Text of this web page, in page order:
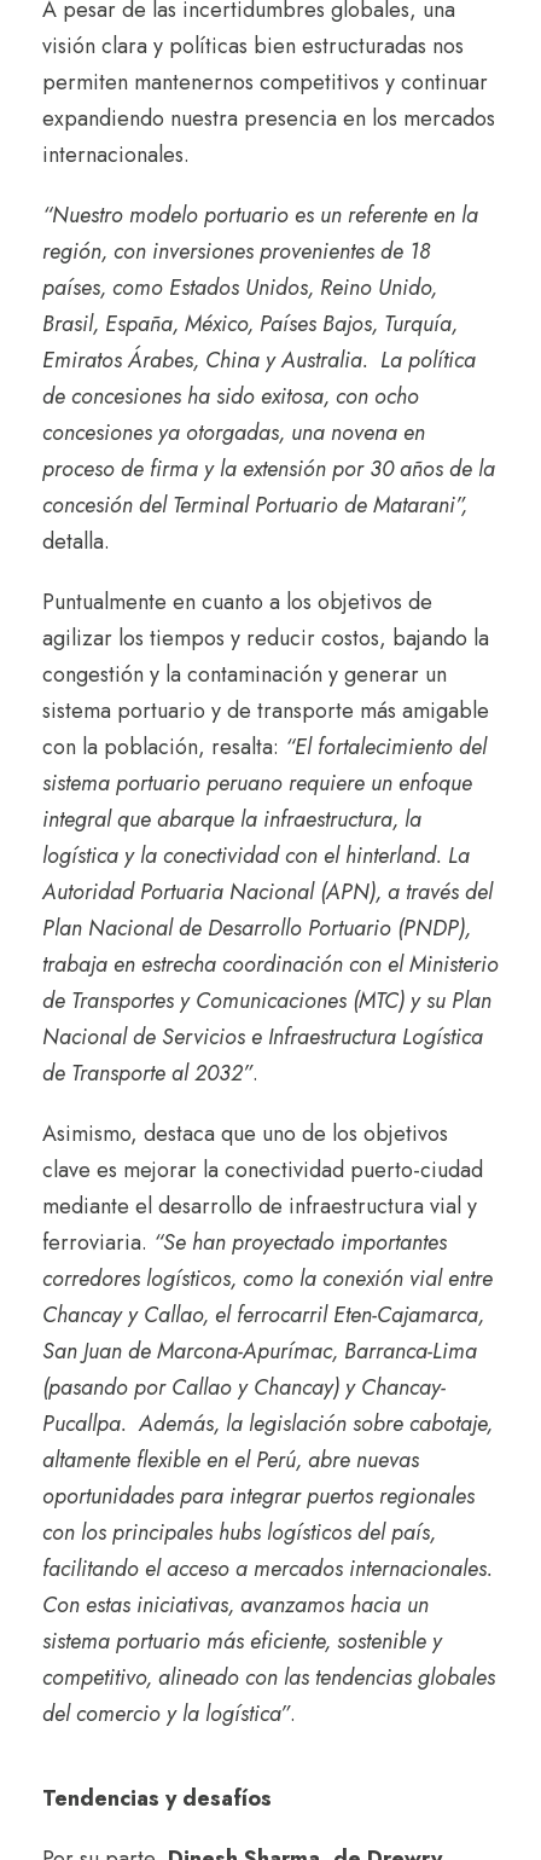
A pesar de las incertidumbres globales, una
visión clara y políticas bien estructuradas nos
permiten mantenernos competitivos y continuar
expandiendo nuestra presencia en los mercados
internacionales.
“Nuestro modelo portuario es un referente en la
región, con inversiones provenientes de 18
países, como Estados Unidos, Reino Unido,
Brasil, España, México, Países Bajos, Turquía,
Emiratos Árabes, China y Australia. La política
de concesiones ha sido exitosa, con ocho
concesiones ya otorgadas, una novena en
proceso de firma y la extensión por 30 años de la
concesión del Terminal Portuario de Matarani”,
detalla.
Puntualmente en cuanto a los objetivos de
agilizar los tiempos y reducir costos, bajando la
congestión y la contaminación y generar un
sistema portuario y de transporte más amigable
con la población, resalta: “El fortalecimiento del
sistema portuario peruano requiere un enfoque
integral que abarque la infraestructura, la
logística y la conectividad con el hinterland. La
Autoridad Portuaria Nacional (APN), a través del
Plan Nacional de Desarrollo Portuario (PNDP),
trabaja en estrecha coordinación con el Ministerio
de Transportes y Comunicaciones (MTC) y su Plan
Nacional de Servicios e Infraestructura Logística
de Transporte al 2032”.
Asimismo, destaca que uno de los objetivos
clave es mejorar la conectividad puerto-ciudad
mediante el desarrollo de infraestructura vial y
ferroviaria. “Se han proyectado importantes
corredores logísticos, como la conexión vial entre
Chancay y Callao, el ferrocarril Eten-Cajamarca,
San Juan de Marcona-Apurímac, Barranca-Lima
(pasando por Callao y Chancay) y Chancay-
Pucallpa. Además, la legislación sobre cabotaje,
altamente flexible en el Perú, abre nuevas
oportunidades para integrar puertos regionales
con los principales hubs logísticos del país,
facilitando el acceso a mercados internacionales.
Con estas iniciativas, avanzamos hacia un
sistema portuario más eficiente, sostenible y
competitivo, alineado con las tendencias globales
del comercio y la logística”.
Tendencias y desafíos